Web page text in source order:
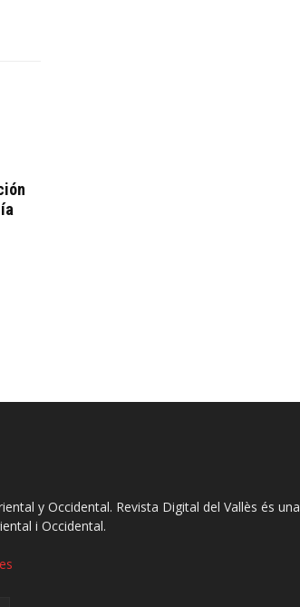
y Occidental. Revista Digital del Vallès és una
i Occidental.